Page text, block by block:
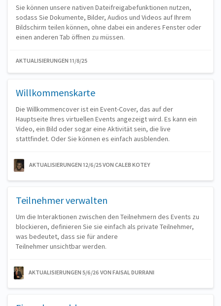
Sie können unsere nativen Dateifreigabefunktionen nutzen,
sodass Sie Dokumente, Bilder, Audios und Videos auf Ihrem
Bildschirm teilen können, ohne dabei ein anderes Fenster oder
einen anderen Tab öffnen zu müssen.
AKTUALISIERUNGEN 11/8/25
Willkommenskarte
Die Willkommencover ist ein Event-Cover, das auf der
Hauptseite Ihres virtuellen Events angezeigt wird. Es kann ein
Video, ein Bild oder sogar eine Aktivität sein, die live
stattfindet. Oder Sie können es einfach ausblenden.
AKTUALISIERUNGEN 12/6/25VON CALEB KOTEY
Teilnehmer verwalten
Um die Interaktionen zwischen den Teilnehmern des Events zu
blockieren, definieren Sie sie einfach als private Teilnehmer,
was bedeutet, dass sie für andere
Teilnehmer unsichtbar werden.
AKTUALISIERUNGEN 5/6/26VON FAISAL DURRANI